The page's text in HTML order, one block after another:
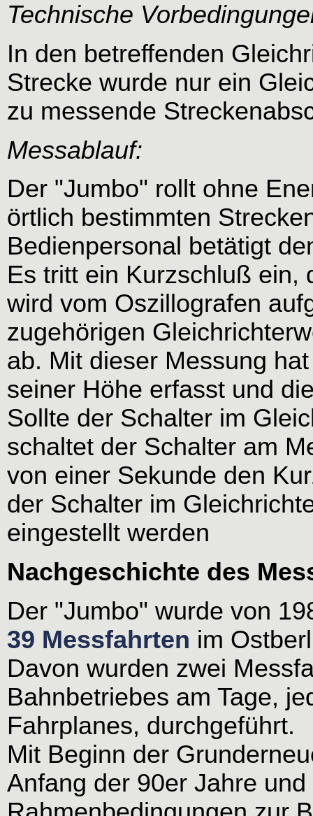
Technische
In den betreffenden
Strecke wurde nur ein
zu messende
Messablauf:
Der "Jumbo" rollt ohne
örtlich bestimmten
Bedienpersonal betätigt
Es tritt ein Kurzschluß ein,
wird vom Oszillografen
zugehörigen
ab. Mit dieser Messung
seiner Höhe erfasst und
Sollte der Schalter im
schaltet der Schalter am
von einer Sekunde den
der Schalter im
eingestellt werden
Nachgeschichte des
Der "Jumbo" wurde von
39 Messfahrten im
Davon wurden zwei
Bahnbetriebes am Tage,
Fahrplanes, durchgeführt.
Mit Beginn der
Anfang der 90er Jahre